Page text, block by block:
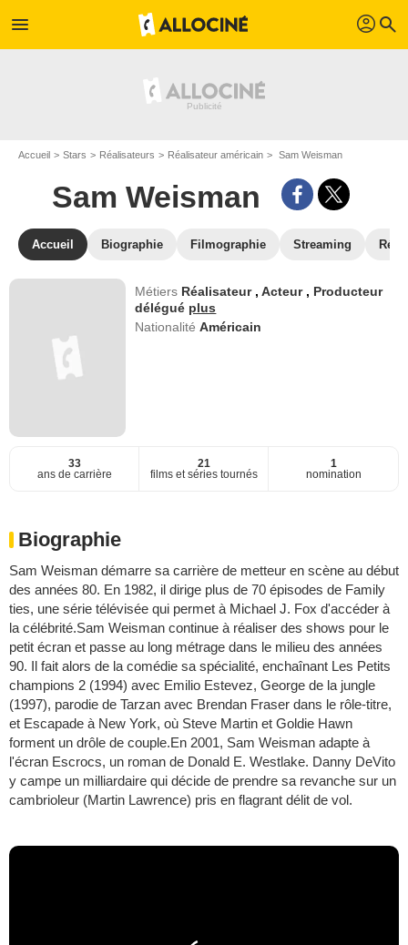
menu profil search
Accueil Stars Réalisateurs Réalisateur américain Sam Weisman
Sam Weisman
Accueil Biographie Filmographie Streaming
Métiers Réalisateur ,Acteur , Producteur
délégué plus
NationalitéAméricain
33
ans de carrière
21
films et séries tournés
1
nomination
Biographie
Sam Weisman démarre sa carrière de metteur en scène au début
des années 80. En 1982, il dirige plus de 70 épisodes de Family
ties, une série télévisée qui permet à Michael J. Fox d'accéder à
la célébrité.Sam Weisman continue à réaliser des shows pour le
petit écran et passe au long métrage dans le milieu des années
90. Il fait alors de la comédie sa spécialité, enchaînant Les Petits
champions 2 (1994) avec Emilio Estevez, George de la jungle
(1997), parodie de Tarzan avec Brendan Fraser dans le rôle-titre,
et Escapade à New York, où Steve Martin et Goldie Hawn
forment un drôle de couple.En 2001, Sam Weisman adapte à
l'écran Escrocs, un roman de Donald E. Westlake. Danny DeVito
y campe un milliardaire qui décide de prendre sa revanche sur un
cambrioleur (Martin Lawrence) pris en flagrant délit de vol.